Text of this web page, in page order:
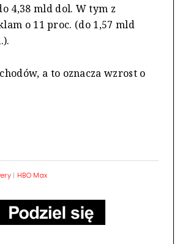
4,38 mld dol. W tym z
o 11 proc. (do 1,57 mld
a to oznacza wzrost o
| HBO Max